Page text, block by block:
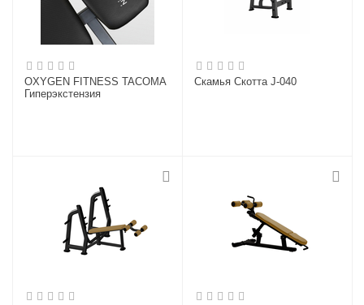
OXYGEN FITNESS TACOMA
Гиперэкстензия
Скамья Скотта J-040